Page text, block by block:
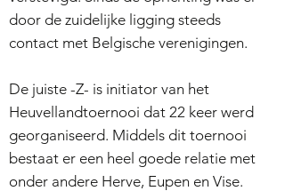
door de zuidelijke ligging steeds
contact met Belgische verenigingen.
De juiste -Z- is initiator van het
Heuvellandtoernooi dat 22 keer werd
georganiseerd. Middels dit toernooi
bestaat er een heel goede relatie met
onder andere Herve, Eupen en Vise.